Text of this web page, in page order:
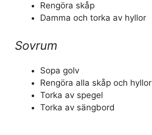
Rengöra skåp
Damma och torka av hyllor
Sovrum
Sopa golv
Rengöra alla skåp och hyllor
Torka av spegel
Torka av sängbord